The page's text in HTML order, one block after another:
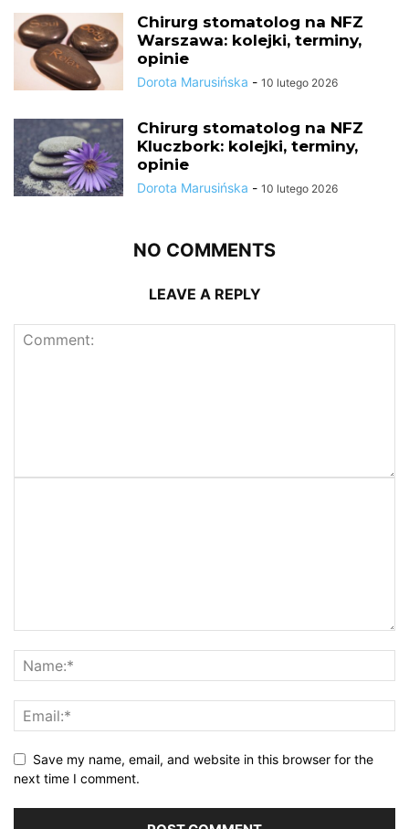
Chirurg stomatolog na NFZ
Warszawa: kolejki, terminy,
opinie
Dorota Marusińska - 10 lutego 2026
Chirurg stomatolog na NFZ
Kluczbork: kolejki, terminy,
opinie
Dorota Marusińska - 10 lutego 2026
NO COMMENTS
LEAVE A REPLY
Save my name, email, and website in this browser for the
next time I comment.